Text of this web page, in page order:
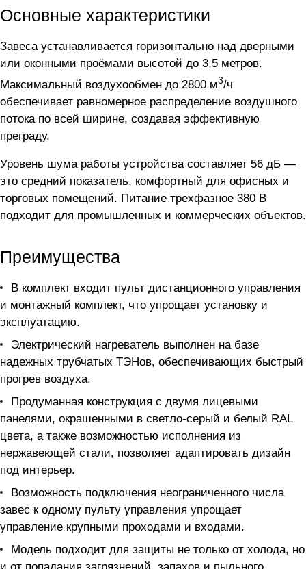
Основные характеристики
Завеса устанавливается горизонтально над дверными
или оконными проёмами высотой до 3,5 метров.
Максимальный воздухообмен до 2800 м3/ч
обеспечивает равномерное распределение воздушного
потока по всей ширине, создавая эффективную
преграду.
Уровень шума работы устройства составляет 56 дБ —
это средний показатель, комфортный для офисных и
торговых помещений. Питание трехфазное 380 В
подходит для промышленных и коммерческих объектов.
Преимущества
В комплект входит пульт дистанционного управления
и монтажный комплект, что упрощает установку и
эксплуатацию.
Электрический нагреватель выполнен на базе
надежных трубчатых ТЭНов, обеспечивающих быстрый
прогрев воздуха.
Продуманная конструкция с двумя лицевыми
панелями, окрашенными в светло-серый и белый RAL
цвета, а также возможностью исполнения из
нержавеющей стали, позволяет адаптировать дизайн
под интерьер.
Возможность подключения неограниченного числа
завес к одному пульту управления упрощает
управление крупными проходами и входами.
Модель подходит для защиты не только от холода, но
и от попадания загрязнений, запахов и пыльного